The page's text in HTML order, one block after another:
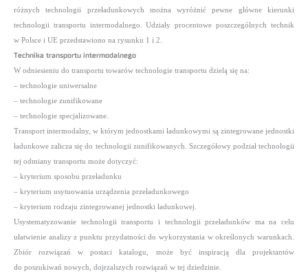
różnych technologii przeładunkowych można wyróżnić pewne główne kierunki
technologii transportu intermodalnego. Udziały procentowe poszczególnych technik
w Polsce i UE przedstawiono na rysunku 1 i 2.
Technika transportu intermodalnego
W odniesieniu do transportu towarów technologie transportu dzielą się na:
– technologie uniwersalne
– technologie zunifikowane
– technologie specjalizowane.
Transport intermodalny, w którym jednostkami ładunkowymi są zintegrowane jednostki
ładunkowe zalicza się do technologii zunifikowanych. Szczegółowy podział technologii
tej odmiany transportu może dotyczyć:
– kryterium sposobu przeładunku
– kryterium usytuowania urządzenia przeładunkowego
– kryterium rodzaju zintegrowanej jednostki ładunkowej.
Usystematyzowanie technologii transportu i technologii przeładunków ma na celu
ułatwienie analizy z punktu przydatności do wykorzystania w określonych warunkach.
Zbiór rozwiązań w postaci katalogu, może być inspiracją dla projektantów
do poszukiwań nowych, dojrzalszych rozwiązań w tej dziedzinie.